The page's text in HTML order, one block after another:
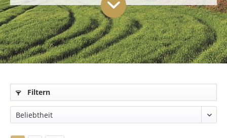
Filtern